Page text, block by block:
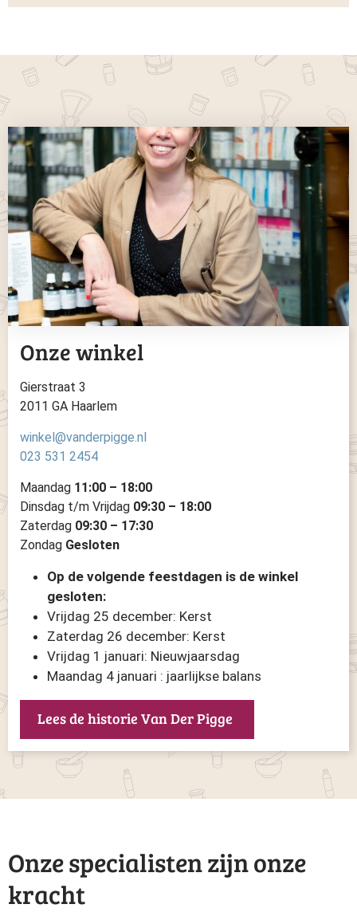
Onze winkel
Gierstraat 3
2011 GA Haarlem
winkel@vanderpigge.nl
023 531 2454
Maandag 11:00 – 18:00
Dinsdag t/m Vrijdag 09:30 – 18:00
Zaterdag 09:30 – 17:30
Zondag Gesloten
Op de volgende feestdagen is de winkel
gesloten:
Vrijdag 25 december: Kerst
Zaterdag 26 december: Kerst
Vrijdag 1 januari: Nieuwjaarsdag
Maandag 4 januari : jaarlijkse balans
Lees de historie Van Der Pigge
Onze specialisten zijn onze
kracht